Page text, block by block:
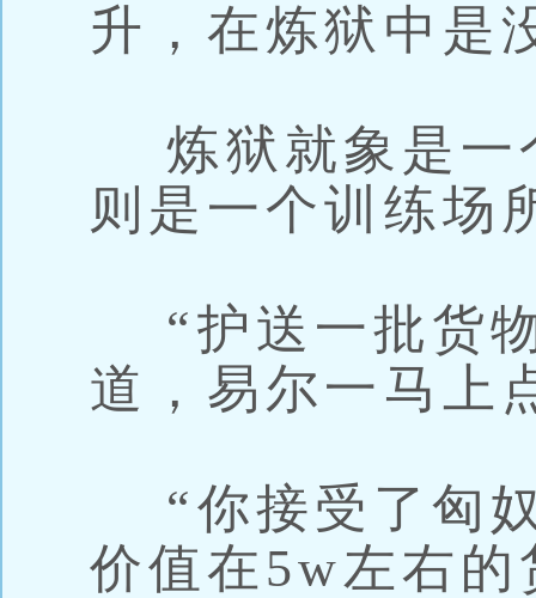
升，在炼狱中是
炼狱就象是一
则是一个训练场
“护送一批货
道，易尔一马上
“你接受了匈
价值在5w左右